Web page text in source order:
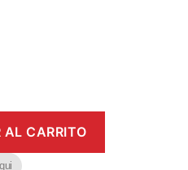
CARRITO